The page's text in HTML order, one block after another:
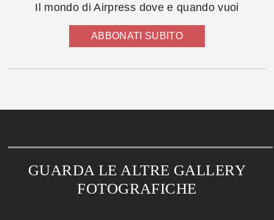
Il mondo di Airpress dove e quando vuoi
ABBONATI SUBITO
GUARDA LE ALTRE GALLERY
FOTOGRAFICHE